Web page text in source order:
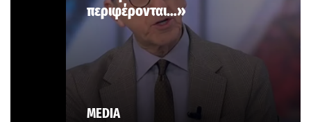
MEDIA
περιφέρονται…»